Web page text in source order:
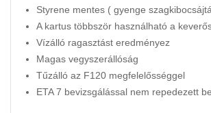
Styrene mentes ( gyenge
A kartus többször használható a
Vízálló ragasztást eredményez
Magas vegyszerállóság
Tűzálló az F120 megfelelősséggel
ETA 7 bevizsgálással nem repedezett